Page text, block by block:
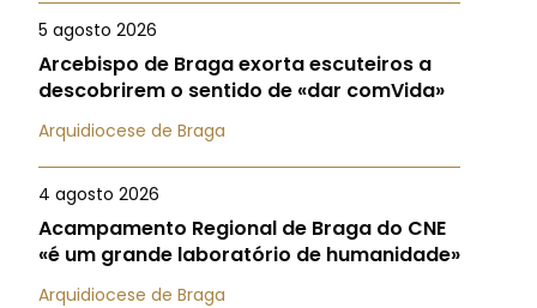
5 agosto 2026
Arcebispo de Braga exorta escuteiros a
descobrirem o sentido de «dar comVida»
Arquidiocese de Braga
4 agosto 2026
Acampamento Regional de Braga do CNE
«é um grande laboratório de humanidade»
Arquidiocese de Braga